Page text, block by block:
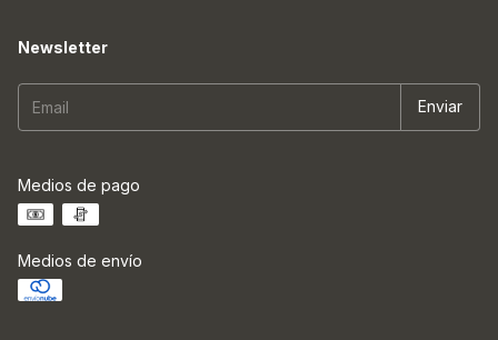
Newsletter
Medios de pago
Medios de envío